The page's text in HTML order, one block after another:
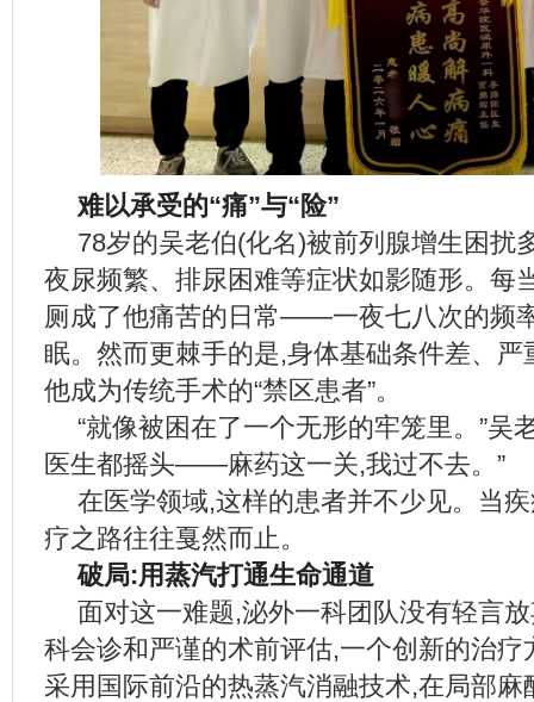
难以承受的“痛”与“险”
78岁的吴老伯(化名)被前列腺增生困扰
夜尿频繁、排尿困难等症状如影随形。每
厕成了他痛苦的日常——一夜七八次的频
眠。然而更棘手的是,身体基础条件差、严
他成为传统手术的“禁区患者”。
“就像被困在了一个无形的牢笼里。”吴
医生都摇头——麻药这一关,我过不去。”
在医学领域,这样的患者并不少见。当
疗之路往往戛然而止。
破局:用蒸汽打通生命通道
面对这一难题,泌外一科团队没有轻言
科会诊和严谨的术前评估,一个创新的治
采用国际前沿的热蒸汽消融技术,在局部麻